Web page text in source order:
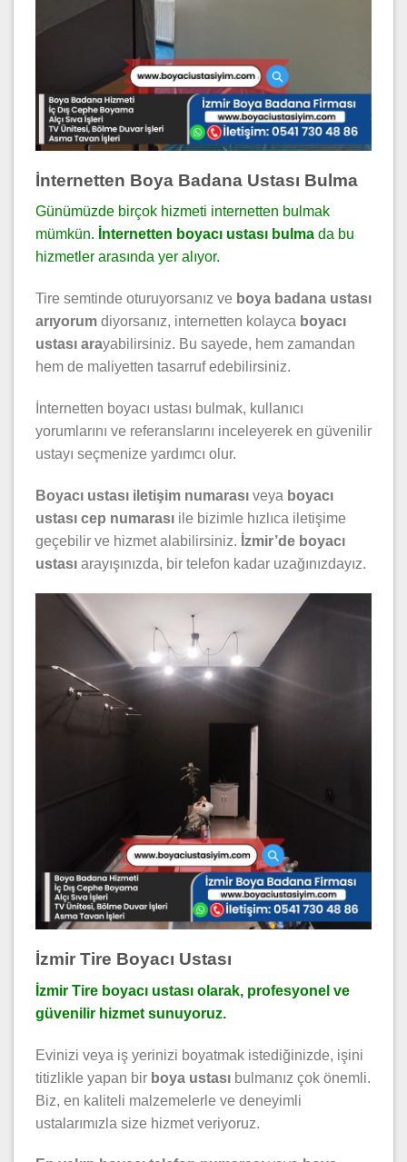
İnternetten Boya Badana Ustası Bulma
Günümüzde birçok hizmeti internetten bulmak
mümkün. İnternetten boyacı ustası bulma da bu
hizmetler arasında yer alıyor.
Tire semtinde oturuyorsanız ve boya badana ustası
arıyorum diyorsanız, internetten kolayca boyacı
ustası arayabilirsiniz. Bu sayede, hem zamandan
hem de maliyetten tasarruf edebilirsiniz.
İnternetten boyacı ustası bulmak, kullanıcı
yorumlarını ve referanslarını inceleyerek en güvenilir
ustayı seçmenize yardımcı olur.
Boyacı ustası iletişim numarası veya boyacı
ustası cep numarası ile bizimle hızlıca iletişime
geçebilir ve hizmet alabilirsiniz. İzmir’de boyacı
ustası arayışınızda, bir telefon kadar uzağınızdayız.
İzmir Tire Boyacı Ustası
İzmir Tire boyacı ustası olarak, profesyonel ve
güvenilir hizmet sunuyoruz.
Evinizi veya iş yerinizi boyatmak istediğinizde, işini
titizlikle yapan bir boya ustası bulmanız çok önemli.
Biz, en kaliteli malzemelerle ve deneyimli
ustalarımızla size hizmet veriyoruz.